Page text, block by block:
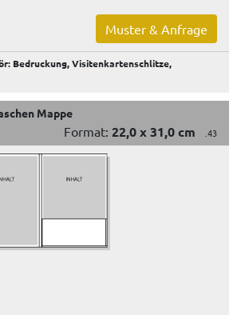
Muster & Anfrage
Bedruckung, Visitenkartenschlitze,
Mappe
Format: 22,0 x 31,0 cm .43